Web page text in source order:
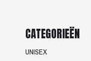
CATEGORIEËN
UNISEX